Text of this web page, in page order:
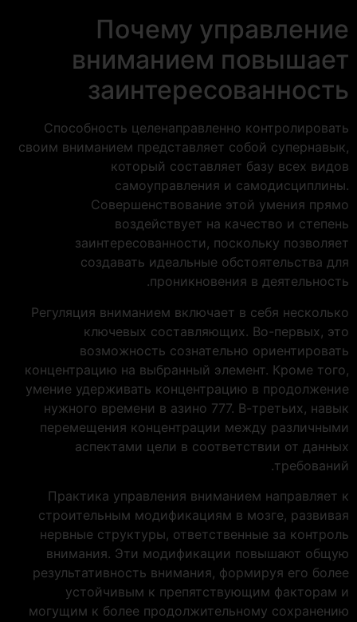
Почему управление
вниманием повышает
заинтересованность
Способность целенаправленно контролировать
своим вниманием представляет собой супернавык,
который составляет базу всех видов
самоуправления и самодисциплины.
Совершенствование этой умения прямо
воздействует на качество и степень
заинтересованности, поскольку позволяет
создавать идеальные обстоятельства для
проникновения в деятельность.
Регуляция вниманием включает в себя несколько
ключевых составляющих. Во-первых, это
возможность сознательно ориентировать
концентрацию на выбранный элемент. Кроме того,
умение удерживать концентрацию в продолжение
нужного времени в азино 777. В-третьих, навык
перемещения концентрации между различными
аспектами цели в соответствии от данных
требований.
Практика управления вниманием направляет к
строительным модификациям в мозге, развивая
нервные структуры, ответственные за контроль
внимания. Эти модификации повышают общую
результативность внимания, формируя его более
устойчивым к препятствующим факторам и
могущим к более продолжительному сохранению